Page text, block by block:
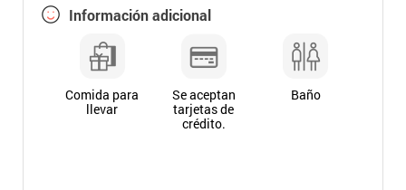
Información adicional
Comida para
llevar
Se aceptan
tarjetas de
crédito.
Baño